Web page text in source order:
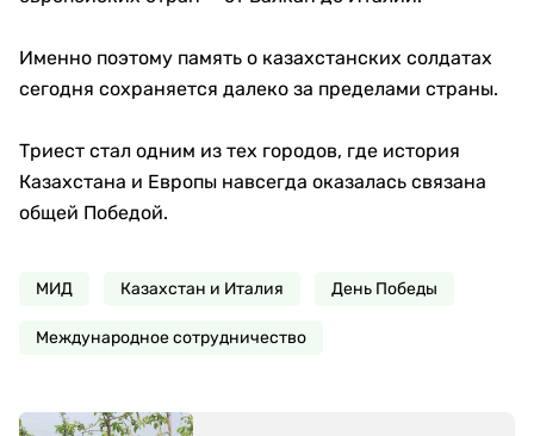
Именно поэтому память о казахстанских солдатах
сегодня сохраняется далеко за пределами страны.
Триест стал одним из тех городов, где история
Казахстана и Европы навсегда оказалась связана
общей Победой.
МИД Казахстан и Италия День Победы
Международное сотрудничество